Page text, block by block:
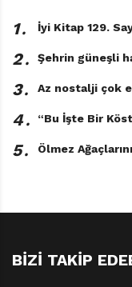
1․ İyi Kitap 129.
2․ Şehrin güneşli
3․ Az nostalji çok
4․ “Bu İşte Bir
5․ Ölmez
BIZI TAKIP